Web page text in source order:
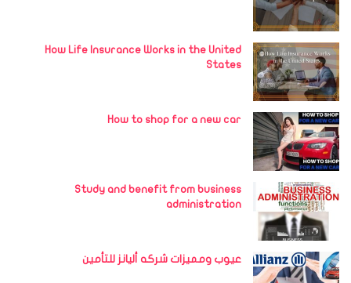
How Life Insurance Works in the United
States
How to shop for a new car
Study and benefit from business
administration
عيوب ومميزات شركه أليانز للتأمين